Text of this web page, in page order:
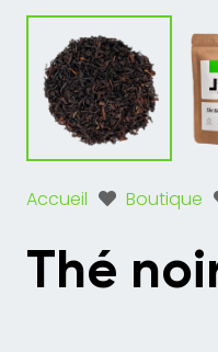
Accueil Boutique
Thé